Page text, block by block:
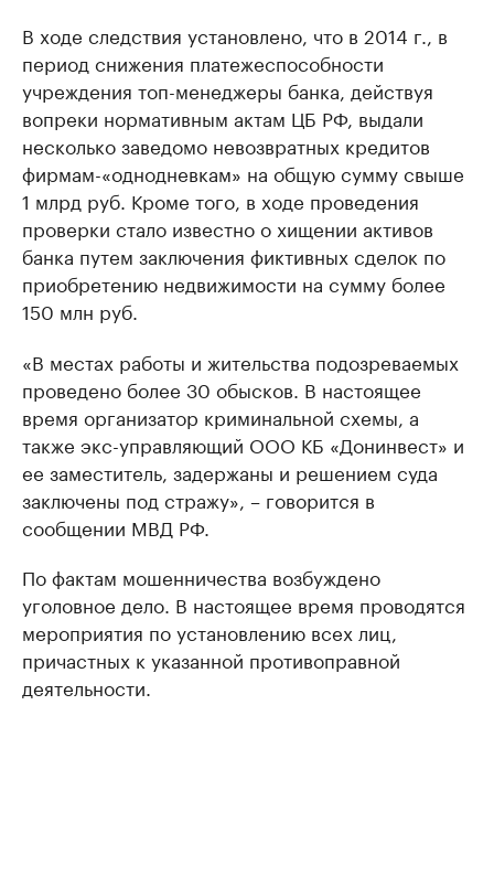
В ходе следствия установлено, что в 2014 г., в
период снижения платежеспособности
учреждения топ-менеджеры банка, действуя
вопреки нормативным актам ЦБ РФ, выдали
несколько заведомо невозвратных кредитов
фирмам-«однодневкам» на общую сумму свыше
1 млрд руб. Кроме того, в ходе проведения
проверки стало известно о хищении активов
банка путем заключения фиктивных сделок по
приобретению недвижимости на сумму более
150 млн руб.
«В местах работы и жительства подозреваемых
проведено более 30 обысков. В настоящее
время организатор криминальной схемы, а
также экс-управляющий ООО КБ «Донинвест» и
ее заместитель, задержаны и решением суда
заключены под стражу», – говорится в
сообщении МВД РФ.
По фактам мошенничества возбуждено
уголовное дело. В настоящее время проводятся
мероприятия по установлению всех лиц,
причастных к указанной противоправной
деятельности.